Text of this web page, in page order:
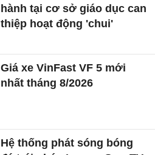
hành tại cơ sở giáo dục can
thiệp hoạt động 'chui'
Giá xe VinFast VF 5 mới
nhất tháng 8/2026
Hệ thống phát sóng bóng